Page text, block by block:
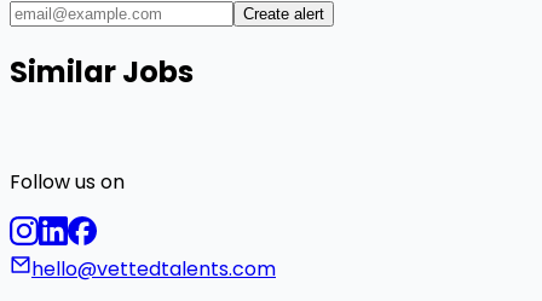
Create alert
Similar Jobs
Follow us on
hello@vettedtalents.com